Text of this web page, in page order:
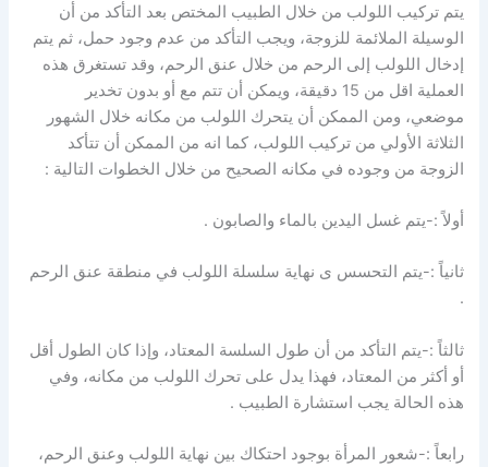
يتم تركيب اللولب من خلال الطبيب المختص بعد التأكد من أن
الوسيلة الملائمة للزوجة، ويجب التأكد من عدم وجود حمل، ثم يتم
إدخال اللولب إلى الرحم من خلال عنق الرحم، وقد تستغرق هذه
العملية اقل من 15 دقيقة، ويمكن أن تتم مع أو بدون تخدير
موضعي، ومن الممكن أن يتحرك اللولب من مكانه خلال الشهور
الثلاثة الأولي من تركيب اللولب، كما انه من الممكن أن تتأكد
الزوجة من وجوده في مكانه الصحيح من خلال الخطوات التالية :
أولاً :-يتم غسل اليدين بالماء والصابون .
ثانياً :-يتم التحسس ى نهاية سلسلة اللولب في منطقة عنق الرحم
.
ثالثاً :-يتم التأكد من أن طول السلسة المعتاد، وإذا كان الطول أقل
أو أكثر من المعتاد، فهذا يدل على تحرك اللولب من مكانه، وفي
هذه الحالة يجب استشارة الطبيب .
رابعاً :-شعور المرأة بوجود احتكاك بين نهاية اللولب وعنق الرحم،